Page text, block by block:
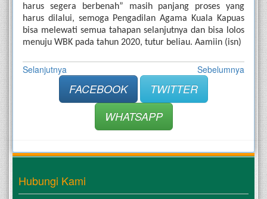
harus segera berbenah” masih panjang proses yang
harus dilalui, semoga Pengadilan Agama Kuala Kapuas
bisa melewati semua tahapan selanjutnya dan bisa lolos
menuju WBK pada tahun 2020, tutur beliau. Aamiin (isn)
Selanjutnya Sebelumnya
FACEBOOK
TWITTER
WHATSAPP
Hubungi Kami